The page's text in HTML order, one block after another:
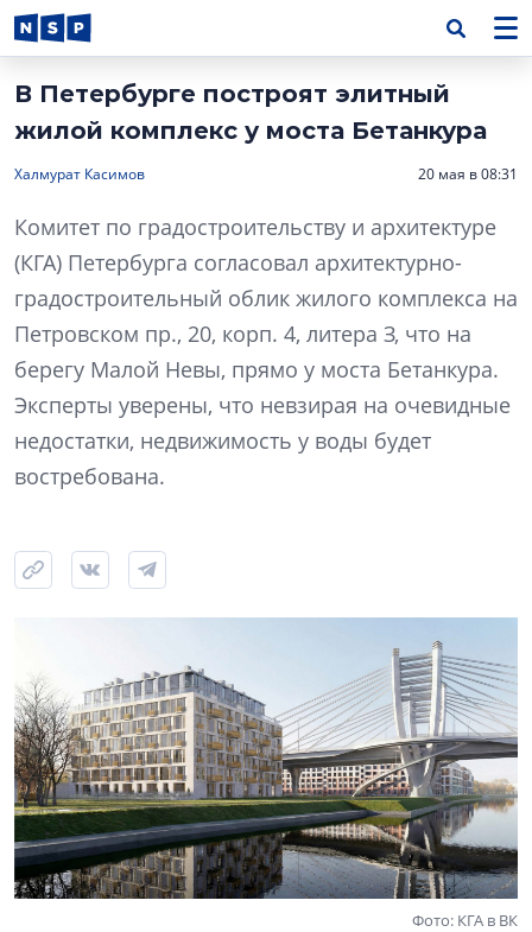
В Петербурге построят элитный
жилой комплекс у моста Бетанкура
Халмурат Касимов 20 мая в 08:31
Комитет по градостроительству и архитектуре
(КГА) Петербурга согласовал архитектурно-
градостроительный облик жилого комплекса на
Петровском пр., 20, корп. 4, литера З, что на
берегу Малой Невы, прямо у моста Бетанкура.
Эксперты уверены, что невзирая на очевидные
недостатки, недвижимость у воды будет
востребована.
Фото: КГА в ВК